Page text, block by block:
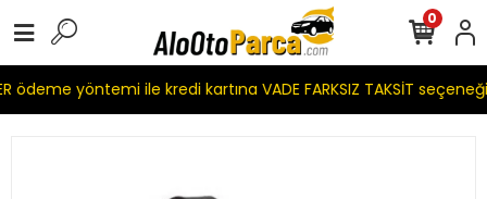
ödeme yöntemi ile kredi kartına VADE FARKSIZ TAKSİT
0